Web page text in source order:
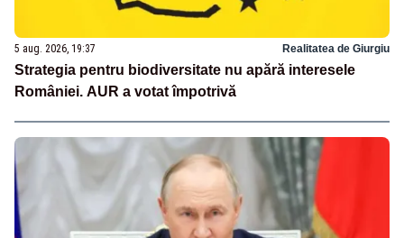
5 aug. 2026, 19:37 Realitatea de Giurgiu
Strategia pentru biodiversitate nu apără interesele
României. AUR a votat împotrivă